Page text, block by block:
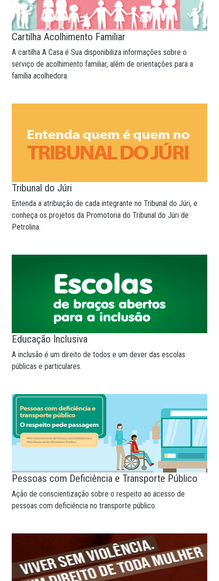
Cartilha Acolhimento Familiar
A cartilha A Casa é Sua disponibiliza informações sobre o
serviço de acolhimento familiar, além de orientações para a
família acolhedora.
Tribunal do Júri
Entenda a atribuição de cada integrante no Tribunal do Júri, e
conheça os projetos da Promotoria do Tribunal do Júri de
Petrolina.
Educação Inclusiva
A inclusão é um direito de todos e um dever das escolas
públicas e particulares.
Pessoas com Deficiência e Transporte Público
Ação de conscientização sobre o respeito ao acesso de
pessoas com deficiência no transporte público.